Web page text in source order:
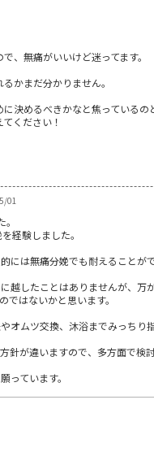
、無痛がいいけど迷ってます。
かまだ分かりません。
決めるべきかなと焦っている
ください！
01
経験しました。
には無痛分娩でも耐えることが
越したことはありませんが、
ではないかと思います。
オムツ交換、沐浴までみっち
針が違いますので、多方面で検
っています。